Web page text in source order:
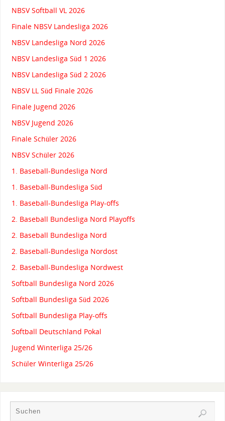
NBSV Softball VL 2026
Finale NBSV Landesliga 2026
NBSV Landesliga Nord 2026
NBSV Landesliga Süd 1 2026
NBSV Landesliga Süd 2 2026
NBSV LL Süd Finale 2026
Finale Jugend 2026
NBSV Jugend 2026
Finale Schüler 2026
NBSV Schüler 2026
1. Baseball-Bundesliga Nord
1. Baseball-Bundesliga Süd
1. Baseball-Bundesliga Play-offs
2. Baseball Bundesliga Nord Playoffs
2. Baseball Bundesliga Nord
2. Baseball-Bundesliga Nordost
2. Baseball-Bundesliga Nordwest
Softball Bundesliga Nord 2026
Softball Bundesliga Süd 2026
Softball Bundesliga Play-offs
Softball Deutschland Pokal
Jugend Winterliga 25/26
Schüler Winterliga 25/26